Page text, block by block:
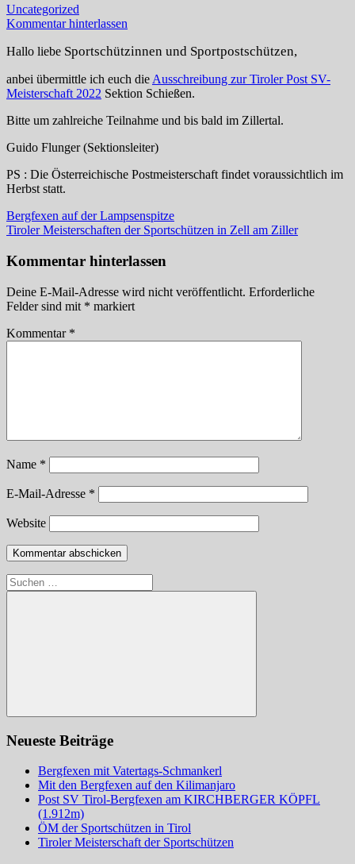
Uncategorized
Kommentar hinterlassen
Hallo liebe Sportschützinnen und Sportpostschützen,
anbei übermittle ich euch dieAusschreibung zur Tiroler Post SV-
Meisterschaft 2022 Sektion Schießen.
Bitte um zahlreiche Teilnahme und bis bald im Zillertal.
Guido Flunger (Sektionsleiter)
PS : Die Österreichische Postmeisterschaft findet voraussichtlich im
Herbst statt.
Beitragsnavigation
Vorheriger
Beitrag:
Bergfexen auf der Lampsenspitze
Nächster
Tiroler Meisterschaften der Sportschützen in Zell am Ziller
Kommentar hinterlassen
Deine E-Mail-Adresse wird nicht veröffentlicht. Erforderliche
Felder sind mit * markiert
Kommentar *
Name *
E-Mail-Adresse *
Website
Suchen
nach:
Suchen
Neueste Beiträge
Bergfexen mit Vatertags-Schmankerl
Mit den Bergfexen auf den Kilimanjaro
Post SV Tirol-Bergfexen am KIRCHBERGER KÖPFL
(1.912m)
ÖM der Sportschützen in Tirol
Tiroler Meisterschaft der Sportschützen